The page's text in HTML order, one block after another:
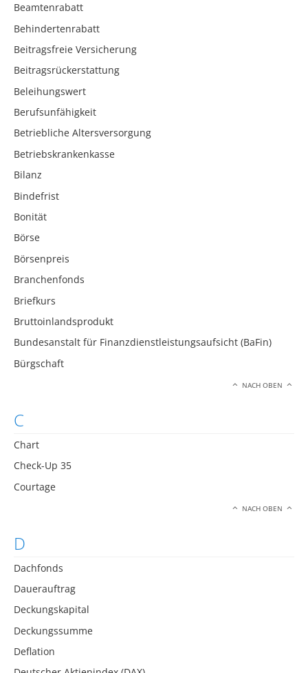
Beamtenrabatt
Behindertenrabatt
Beitragsfreie Versicherung
Beitragsrückerstattung
Beleihungswert
Berufsunfähigkeit
Betriebliche Altersversorgung
Betriebskrankenkasse
Bilanz
Bindefrist
Bonität
Börse
Börsenpreis
Branchenfonds
Briefkurs
Bruttoinlandsprodukt
Bundesanstalt für Finanzdienstleistungsaufsicht (BaFin)
Bürgschaft
NACH OBEN
C
Chart
Check-Up 35
Courtage
NACH OBEN
D
Dachfonds
Dauerauftrag
Deckungskapital
Deckungssumme
Deflation